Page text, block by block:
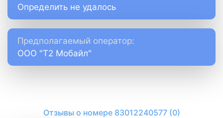
Определить не удалось
Предполагаемый оператор:
ООО "Т2 Мобайл"
Отзывы о номере 83012240577 (0)